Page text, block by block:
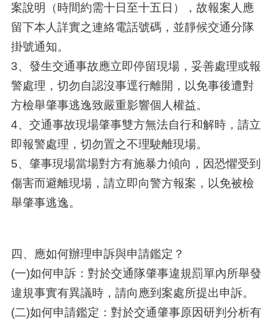
案說明（時間約需十日至十五日），故報案人應
留下本人詳實之連絡電話號碼，並靜候交通分隊
掛號通知。
3、發生交通事故應立即停留現場，妥善處理或報
警處理，切勿自認沒事逕行離開，以免事後遭對
方檢舉肇事逃逸致嚴重影響個人權益。
4、交通事故現場肇事雙方無法自行和解時，請立
即報警處理，切勿置之不理駛離現場。
5、肇事現場當場對方有施暴力傾向，因恐懼受到
傷害而避離現場，請立即向警方報案，以免被檢
舉肇事逃逸。
四、應如何辦理申訴與申請鑑定？
(一)如何申訴：對於交通隊肇事違規罰單內所舉發
違規事實有異議時，請向應到案處所提出申訴。
(二)如何申請鑑定：對於交通肇事原因研判分析有